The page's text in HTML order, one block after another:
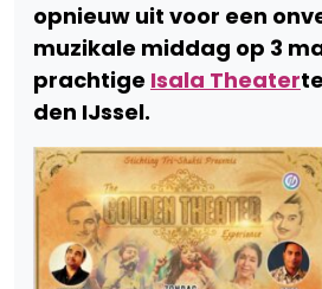
opnieuw uit voor een
muzikale middag op 3
prachtige Isala Theater
den IJssel.